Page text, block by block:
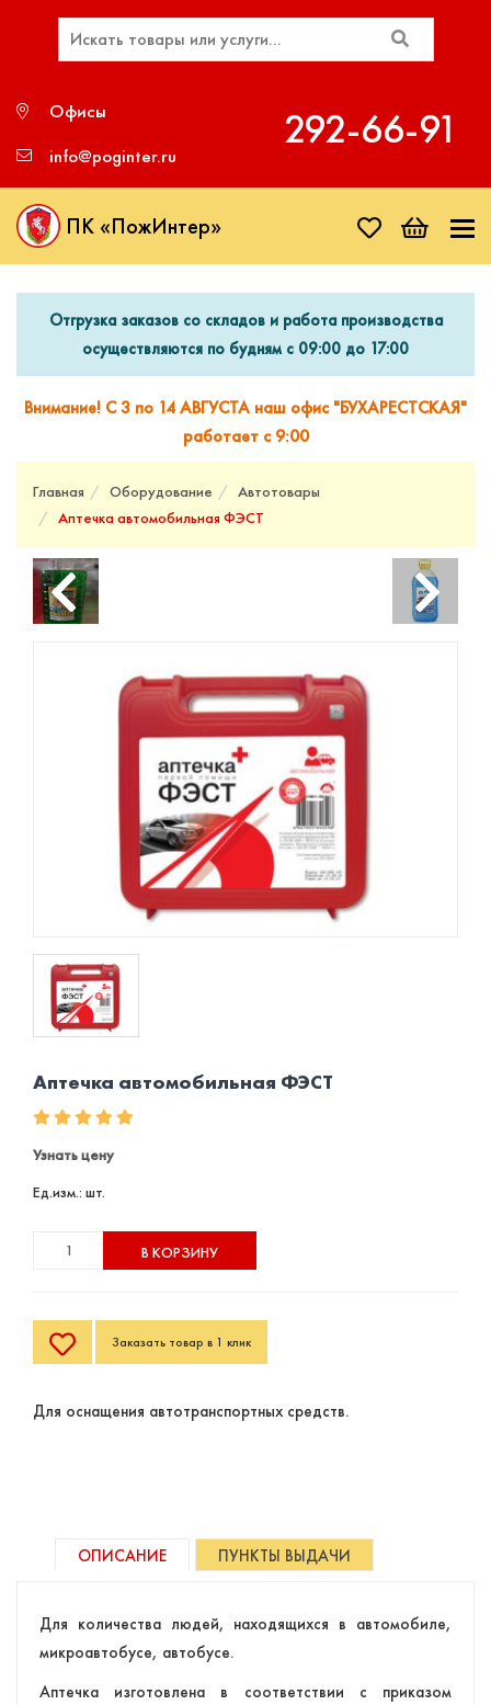
Офисы
info@poginter.ru
292‑66‑91
ПК «ПожИнтер»
Отгрузка заказов со складов и работа производства
осуществляются по будням с 09:00 до 17:00
Внимание! С 3 по 14 АВГУСТА наш офис "БУХАРЕСТСКАЯ"
работает с 9:00
Главная Оборудование
Автотовары
Аптечка автомобильная ФЭСТ
Аптечка автомобильная ФЭСТ
Узнать цену
Ед.изм.: шт.
В КОРЗИНУ
Заказать товар в 1 клик
Для оснащения автотранспортных средств.
ОПИСАНИЕ ПУНКТЫ ВЫДАЧИ
Для количества людей, находящихся в автомобиле,
микроавтобусе, автобусе.
Аптечка изготовлена в соответствии с приказом